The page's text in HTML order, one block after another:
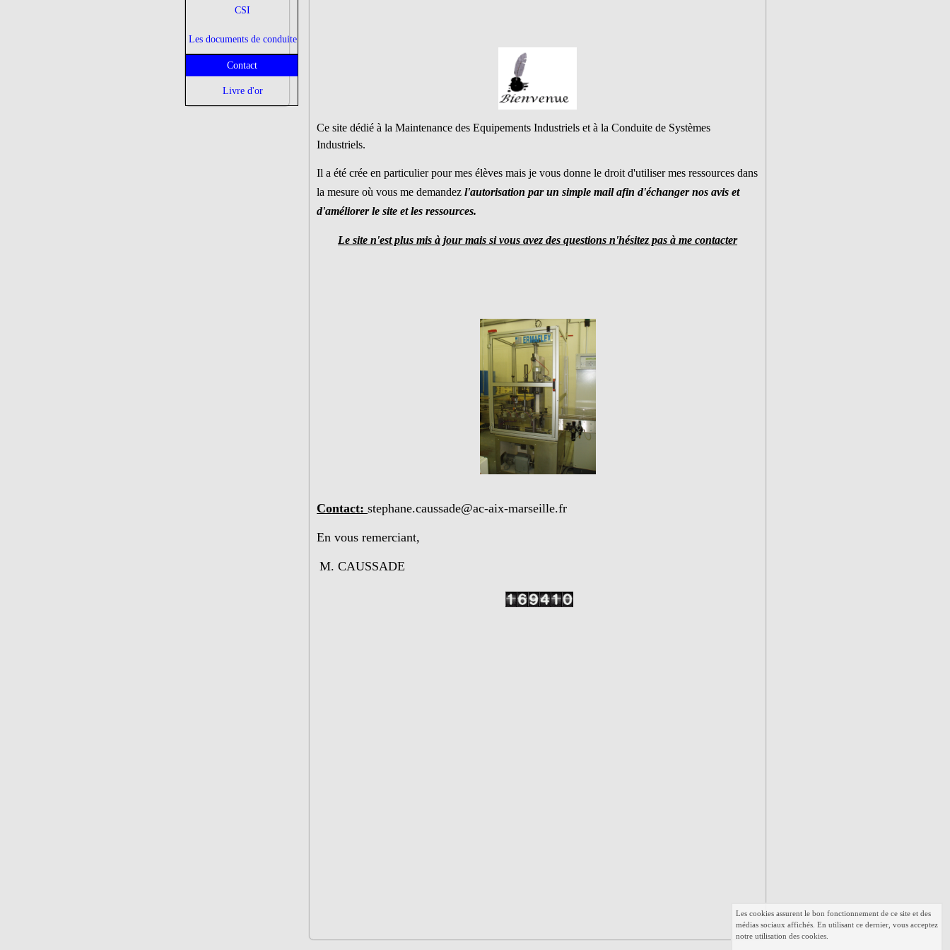
CSI
Les documents de conduite
Contact
Livre d'or
Ce site dédié à la Maintenance des Equipements Industriels et à la Conduite de Systèmes
Industriels.
Il a été crée en particulier pour mes élèves mais je vous donne le droit d'utiliser mes ressources dans
la mesure où vous me demandez l'autorisation par un simple mail afin d'échanger nos avis et
d'améliorer le site et les ressources.
Le site n'est plus mis à jour mais si vous avez des questions n'hésitez pas à me contacter
Contact:stephane.caussade@ac-aix-marseille.fr
En vous remerciant,
M. CAUSSADE
Les cookies assurent le bon fonctionnement de ce site et des
médias sociaux affichés. En utilisant ce dernier, vous acceptez
notre utilisation des cookies.